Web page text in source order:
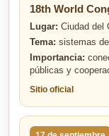
18th World
Lugar: Ciudad del
Tema: sistemas
Importancia:
públicas y
Sitio oficial